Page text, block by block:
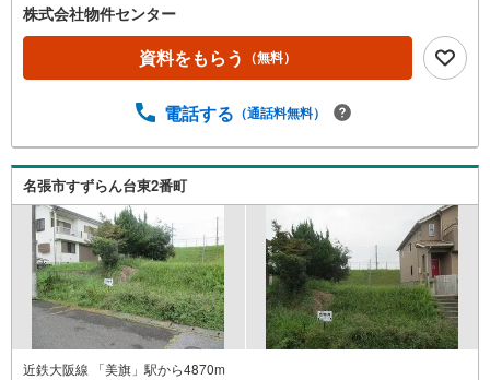
株式会社物件センター
資料をもらう （無料）
電話する （通話料無料）
名張市すずらん台東2番町
近鉄大阪線 「美旗」駅から4870m